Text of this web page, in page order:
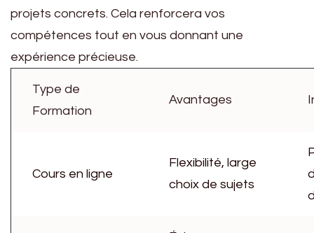
projets concrets. Cela renforcera vos
compétences tout en vous donnant une
expérience précieuse.
Type de
Formation
Avantages
Cours en ligne
Flexibilité, large
choix de sujets